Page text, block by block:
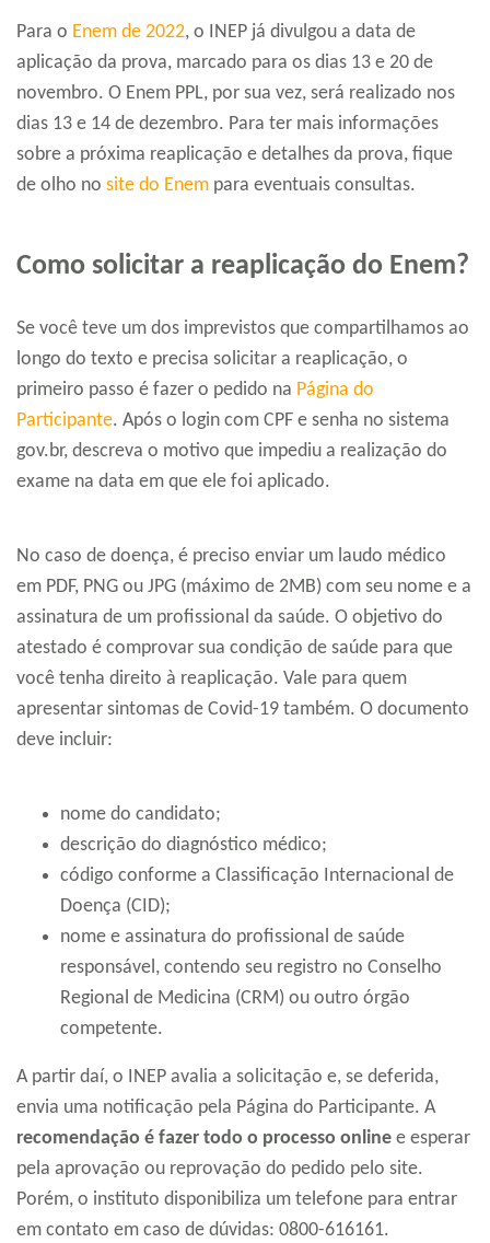
Para o Enem de 2022, o INEP já divulgou a data de
aplicação da prova, marcado para os dias 13 e 20 de
novembro. O Enem PPL, por sua vez, será realizado nos
dias 13 e 14 de dezembro. Para ter mais informações
sobre a próxima reaplicação e detalhes da prova, fique
de olho no site do Enem para eventuais consultas.
Como solicitar a reaplicação do Enem?
Se você teve um dos imprevistos que compartilhamos ao
longo do texto e precisa solicitar a reaplicação, o
primeiro passo é fazer o pedido na Página do
Participante. Após o login com CPF e senha no sistema
gov.br, descreva o motivo que impediu a realização do
exame na data em que ele foi aplicado.
No caso de doença, é preciso enviar um laudo médico
em PDF, PNG ou JPG (máximo de 2MB) com seu nome e a
assinatura de um profissional da saúde. O objetivo do
atestado é comprovar sua condição de saúde para que
você tenha direito à reaplicação. Vale para quem
apresentar sintomas de Covid-19 também. O documento
deve incluir:
nome do candidato;
descrição do diagnóstico médico;
código conforme a Classificação Internacional de
Doença (CID);
nome e assinatura do profissional de saúde
responsável, contendo seu registro no Conselho
Regional de Medicina (CRM) ou outro órgão
competente.
A partir daí, o INEP avalia a solicitação e, se deferida,
envia uma notificação pela Página do Participante. A
recomendação é fazer todo o processo online e esperar
pela aprovação ou reprovação do pedido pelo site.
Porém, o instituto disponibiliza um telefone para entrar
em contato em caso de dúvidas: 0800-616161.